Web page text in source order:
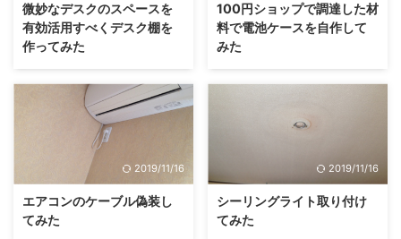
微妙なデスクのスペースを
有効活用すべくデスク棚を
作ってみた
100円ショップで調達した材
料で電池ケースを自作して
みた
2019/11/16
エアコンのケーブル偽装し
てみた
2019/11/16
シーリングライト取り付け
てみた